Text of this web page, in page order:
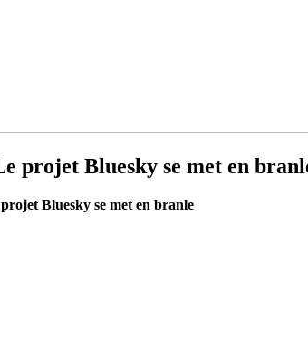
projet Bluesky se met en
Bluesky se met en branle